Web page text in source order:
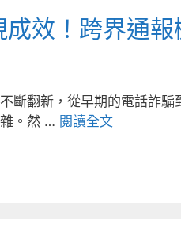
效！跨界通
斷翻新，從早期的電話詐
。然 … 閱讀全文